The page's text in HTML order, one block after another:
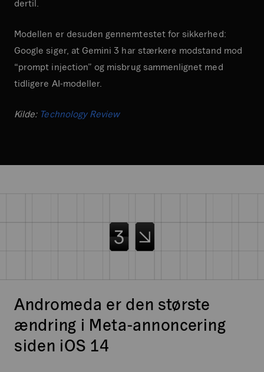
dertil.
Modellen er desuden gennemtestet for sikkerhed:
Google siger, at Gemini 3 har stærkere modstand mod
“prompt injection” og misbrug sammenlignet med
tidligere AI-modeller.
Kilde: Technology Review
Andromeda er den største
ændring i Meta-annoncering
siden iOS 14